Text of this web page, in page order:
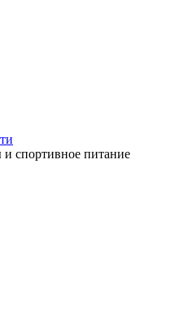
спортивное питание